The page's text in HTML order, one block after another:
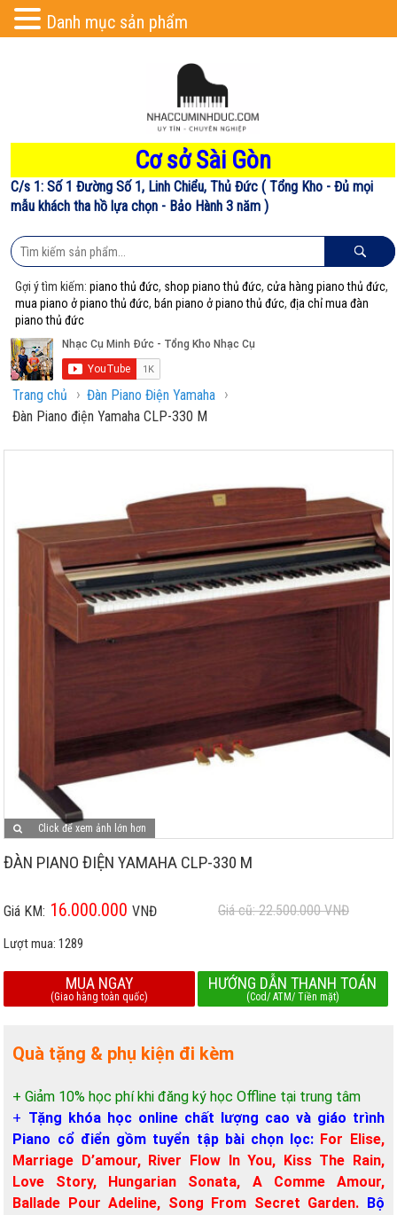
Cơ sở Sài Gòn
C/s 1: Số 1 Đường Số 1, Linh Chiểu, Thủ Đức ( Tổng Kho - Đủ mọi
mẫu khách tha hồ lựa chọn - Bảo Hành 3 năm )
Gợi ý tìm kiếm:piano thủ đức, shop piano thủ đức,cửa hàng piano thủ đức,
mua piano ở piano thủ đức, bán piano ở piano thủ đức,địa chỉ mua đàn
piano thủ đức
Trang chủ › Đàn Piano Điện Yamaha ›
Đàn Piano điện Yamaha CLP-330 M
Click để xem ảnh lớn hơn
ĐÀN PIANO ĐIỆN YAMAHA CLP-330 M
Giá KM: 16.000.000VNĐ Giá cũ: 22.500.000VNĐ
Lượt mua:1289
MUA NGAY
(Giao hàng toàn quốc)
HƯỚNG DẪN THANH TOÁN
(Cod/ ATM/ Tiền mặt)
Quà tặng & phụ kiện đi kèm
+ Giảm 10% học phí khi đăng ký học Offline tại trung tâm
+ Tặng khóa học online chất lượng cao và giáo trình
Piano cổ điển gồm tuyển tập bài chọn lọc: For Elise,
Marriage D’amour, River Flow In You, Kiss The Rain,
Love Story, Hungarian Sonata, A Comme Amour,
Ballade Pour Adeline, Song From Secret Garden. Bộ
Danh mục sản phẩm